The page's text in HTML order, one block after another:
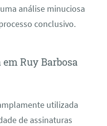
análise minuciosa
conclusivo.
Ruy Barbosa
utilizada
de assinaturas